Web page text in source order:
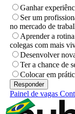
Ganhar
Ser um
no mercado de
Aprender a
colegas com mais
Desenvolver
Ter a chance de
Colocar em
Painel de vagas